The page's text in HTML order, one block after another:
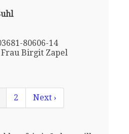
80606-14
Birgit Zapel
2 Next ›